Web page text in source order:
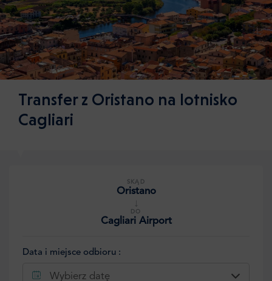
Transfer z Oristano na lotnisko
Cagliari
SKĄD
Oristano
↓
DO
Cagliari Airport
Data i miejsce odbioru :
Wybierz datę